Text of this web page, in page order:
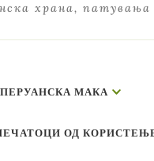
храна,
ПЕРУАНСКА МАКА
ОД